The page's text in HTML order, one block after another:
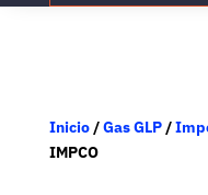
Inicio/Gas GLP/
IMPCO